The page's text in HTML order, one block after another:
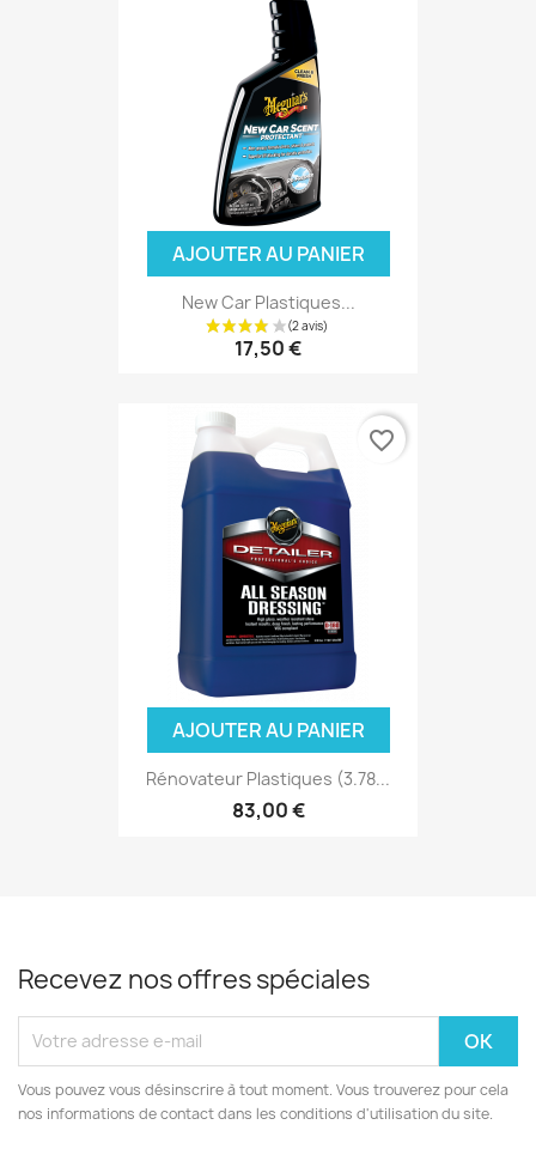
AJOUTER AU PANIER
New Car Plastiques...
17,50 €
AJOUTER AU PANIER
Rénovateur Plastiques (3.78...
83,00 €
favorite_border
Recevez nos offres spéciales
Vous pouvez vous désinscrire à tout moment. Vous trouverez pour cela
nos informations de contact dans les conditions d'utilisation du site.